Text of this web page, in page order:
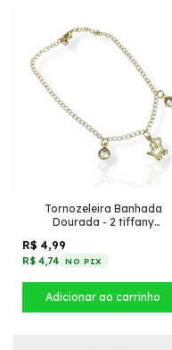
Tornozeleira Banhada
Dourada - 2 tiffany
R$ 4,99
R$ 4,74 NO PIX